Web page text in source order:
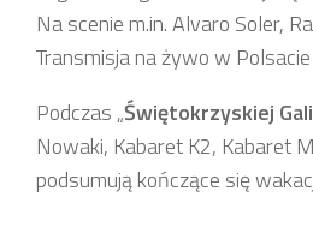
Na scenie m.in. Alvaro Soler,
Transmisja na żywo w
Podczas „Świętokrzyskiej
Nowaki, Kabaret K2, Kabaret
podsumują kończące się